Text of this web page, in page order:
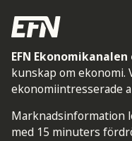
EFN
kunskap om ekonomi.
ekonomiintresserade
Marknadsinformation
med 15 minuters